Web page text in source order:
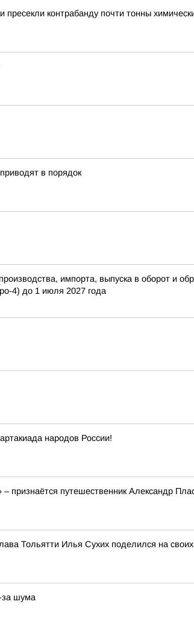
контрабанду почти тонны
в порядок
импорта, выпуска в оборот и
4) до 1 июля 2027 года
народов России!
признаётся путешественник Александр
Тольятти Илья Сухих поделился на
за шума